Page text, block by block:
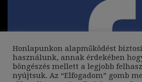
Honlapunkon alapműködést
használunk, annak érdekében
böngészés mellett a legjobb
nyújtsuk. Az “Elfogadom” gomb